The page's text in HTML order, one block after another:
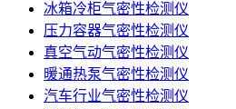
冰箱冷柜气密性检测仪
压力容器气密性检测仪
真空气动气密性检测仪
暖通热泵气密性检测仪
汽车行业气密性检测仪